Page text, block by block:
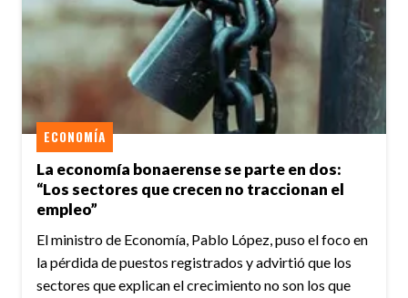
La economía bonaerense se parte en dos:
“Los sectores que crecen no traccionan el
empleo”
ECONOMÍA
El ministro de Economía, Pablo López, puso el foco en
la pérdida de puestos registrados y advirtió que los
sectores que explican el crecimiento no son los que